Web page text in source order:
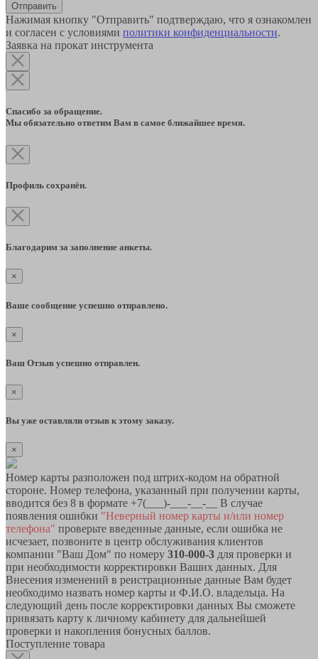
Отправить
Нажимая кнопку "Отправить" подтверждаю, что я ознакомлен
и согласен с условиями политики конфиденциальности.
Заявка на прокат инструмента
Спасибо за обращение.
Мы обязательно ответим Вам в самое ближайшее время.
Профиль сохранён.
Благодарим за заполнение анкеты.
×
Ваше сообщение успешно отправлено.
×
Ваш Отзыв успешно отправлен.
×
Вы уже оставляли отзыв к этому заказу.
×
Номер карты разположен под штрих-кодом на обратной
стороне. Номер телефона, указанный при получении карты,
вводится без 8 в формате +7(___)-___-__-__ В случае
появления ошибки "Неверный номер карты и/или номер
телефона" проверьте введенные данные, если ошибка не
исчезает, позвоните в центр обслуживания клиентов
компании "Ваш Дом" по номеру 310-000-3 для проверки и
при необходимости корректировки Ваших данных. Для
Внесения изменений в реистрационные данные Вам будет
необходимо назвать номер карты и Ф.И.О. владельца. На
следующий день после корректировки данных Вы сможете
привязать карту к личному кабинету для дальнейшей
проверки и накопления бонусных баллов.
Поступление товара